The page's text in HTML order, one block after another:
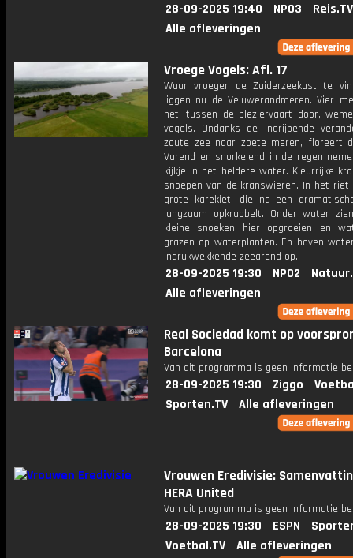
28-09-2025 19:40 NPO3
Reis.TV
Alle afleveringen
Vroege Vogels: Afl. 17
Waar vroeger de Zuiderzeekust te
liggen nu de Veluwerandmeren. Vier
het, tussen de pleziervaart door,
vogels. Ondanks de ingrijpende
zoute zee naar zoete meren, floreert
Varend en snorkelend in de regen
kijkje in het heldere water. Kleurrijke
snoepen van de kranswieren. In het riet
grote karekiet, die na een
langzaam opkrabbelt. Onder water
kleine snoeken hier opgroeien en
grazen op waterplanten. En boven
indrukwekkende zeearend op.
28-09-2025 19:30 NPO2
Alle afleveringen
Real Sociedad komt op
Barcelona
Van dit programma is geen informatie
28-09-2025 19:30 Ziggo
Sporten.TV
Alle afleveringen
Vrouwen Eredivisie:
HERA United
Van dit programma is geen informatie
28-09-2025 19:30 ESPN
Voetbal.TV
Alle afleveringen